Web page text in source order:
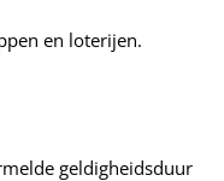
en loterijen.
geldigheidsduur